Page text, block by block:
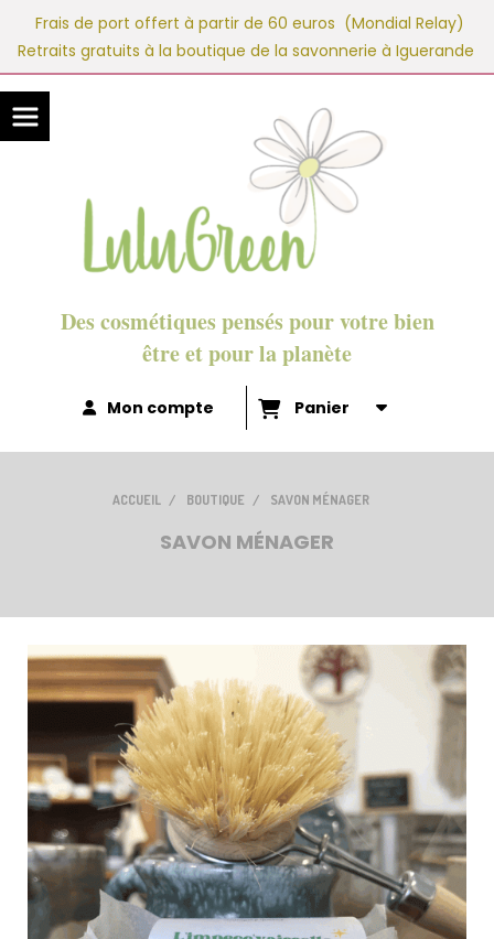
Frais de port offert à partir de 60 euros (Mondial Relay)
Retraits gratuits à la boutique de la savonnerie à Iguerande
Des cosmétiques pensés pour votre bien
être et pour la planète
Mon compte Panier
ACCUEIL BOUTIQUE SAVON MÉNAGER
SAVON MÉNAGER